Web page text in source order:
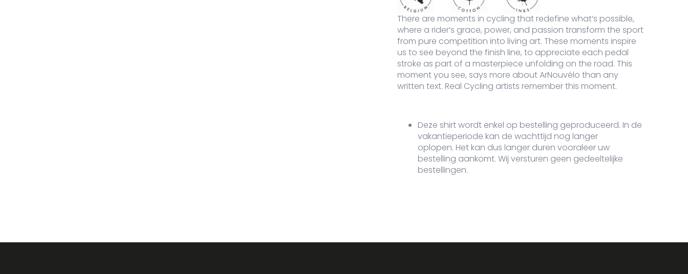
There are moments in cycling that redefine what’s possible,
where a rider’s grace, power, and passion transform the sport
from pure competition into living art. These moments inspire
us to see beyond the finish line, to appreciate each pedal
stroke as part of a masterpiece unfolding on the road. This
moment you see, says more about ArNouvélo than any
written text. Real Cycling artists remember this moment.
Deze shirt wordt enkel op bestelling geproduceerd. In de
vakantieperiode kan de wachttijd nog langer
oplopen. Het kan dus langer duren vooraleer uw
bestelling aankomt. Wij versturen geen gedeeltelijke
bestellingen.
€ 40,00
La Redoute T-shirt aantal